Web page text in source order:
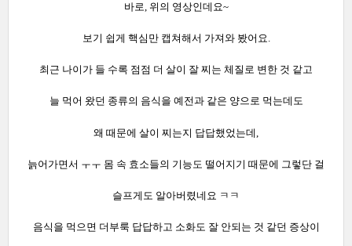
바로, 위의 영상인데요~
보기 쉽게 핵심만 캡쳐해서 가져와 봤어요.
최근 나이가 들 수록 점점 더 살이 잘 찌는 체질로 변한 것 같고
늘 먹어 왔던 종류의 음식을 예전과 같은 양으로 먹는데도
왜 때문에 살이 찌는지 답답했었는데,
늙어가면서 ㅜㅜ 몸 속 효소들의 기능도 떨어지기 때문에 그렇단 걸
슬프게도 알아버렸네요 ㅋㅋ
음식을 먹으면 더부룩 답답하고 소화도 잘 안되는 것 같던 증상이